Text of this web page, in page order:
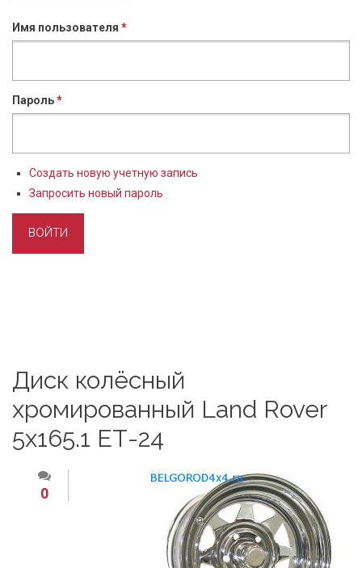
Имя пользователя *
Пароль*
Создать новую учетную запись
Запросить новый пароль
Диск колёсный
хромированный Land Rover
5x165.1 ЕТ-24
0